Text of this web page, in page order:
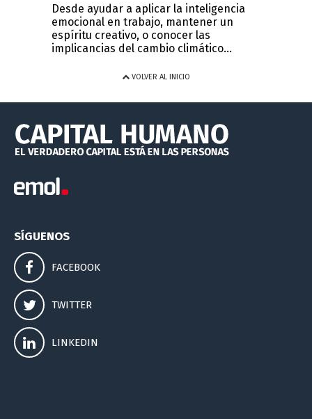
Desde ayudar a aplicar la inteligencia
emocional en trabajo, mantener un
espíritu creativo, o conocer las
implicancias del cambio climático...
VOLVER AL INICIO
SÍGUENOS
FACEBOOK
TWITTER
LINKEDIN